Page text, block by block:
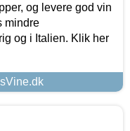
og levere god vin
mindre
og i Italien. Klik her